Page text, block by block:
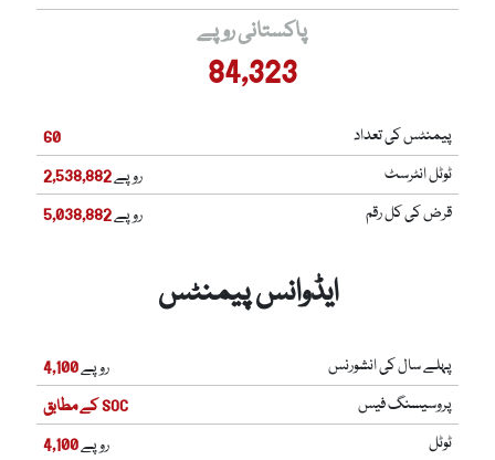
پاکستانی روپے
84,323
پیمنٹس کی تعداد
60
ٹوٹل انٹرسٹ
روپے2,538,882
قرض کی کل رقم
روپے5,038,882
ایڈوانس پیمنٹس
پہلے سال کی انشورنس روپے4,100
پروسیسنگ فیس
SOC کے مطابق
ٹوٹل
روپے4,100